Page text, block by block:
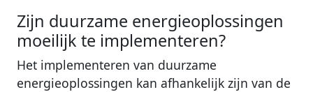
Zijn duurzame energieoplossingen
moeilijk te implementeren?
Het implementeren van duurzame
energieoplossingen kan afhankelijk zijn van de